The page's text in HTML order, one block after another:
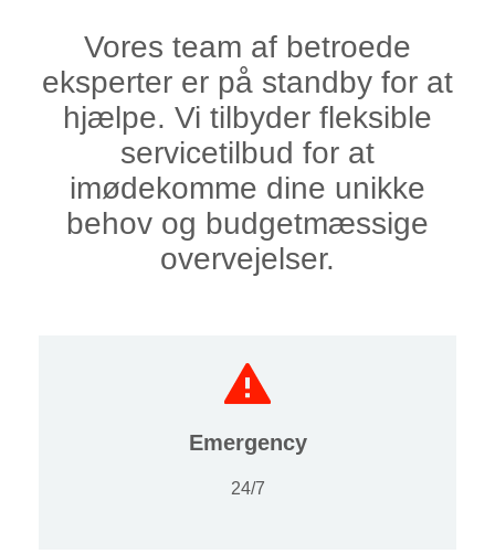
Vores team af betroede
eksperter er på standby for at
hjælpe. Vi tilbyder fleksible
servicetilbud for at
imødekomme dine unikke
behov og budgetmæssige
overvejelser.
Emergency
24/7